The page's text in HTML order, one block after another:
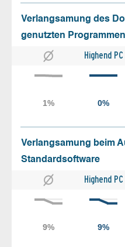
Verlangsamung des
genutzten Programmen
Highend PC
Verlangsamung beim
Standardsoftware
Highend PC